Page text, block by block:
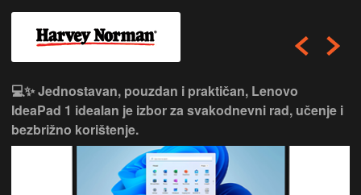
💻✨ Jednostavan, pouzdan i praktičan, Lenovo
IdeaPad 1 idealan je izbor za svakodnevni rad, učenje i
bezbrižno korištenje.